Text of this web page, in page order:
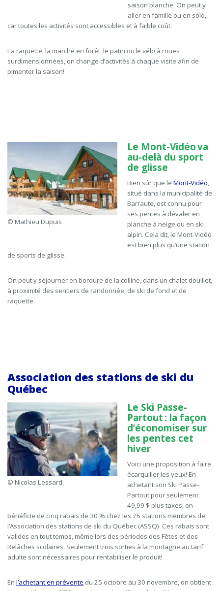
saison blanche. On peut y
aller en famille ou en solo,
car toutes les activités sont accessibles et à faible coût.
La raquette, la marche en forêt, le patin ou le vélo à roues
surdimensionnées, on change d’activités à chaque visite afin de
pimenter la saison!
© Mathieu Dupuis
Le Mont-Vidéo va
au-delà du sport
de glisse
Bien sûr que le Mont-Vidéo,
situé dans la municipalité de
Barraute, est connu pour
ses pentes à dévaler en
planche à neige ou en ski
alpin. Cela dit, le Mont-Vidéo
est bien plus qu’une station
de sports de glisse.
On peut y séjourner en bordure de la colline, dans un chalet douillet,
à proximité des sentiers de randonnée, de ski de fond et de
raquette.
Association des stations de ski du
Québec
© Nicolas Lessard
Le Ski Passe-
Partout : la façon
d’économiser sur
les pentes cet
hiver
Voici une proposition à faire
écarquiller les yeux! En
achetant son Ski Passe-
Partout pour seulement
49,99 $ plus taxes, on
bénéficie de cinq rabais de 30 % chez les 75 stations membres de
l’Association des stations de ski du Québec (ASSQ). Ces rabais sont
valides en tout temps, même lors des périodes des Fêtes et des
Relâches scolaires. Seulement trois sorties à la montagne au tarif
adulte sont nécessaires pour rentabiliser le produit!
En l’achetant en prévente du 25 octobre au 30 novembre, on obtient